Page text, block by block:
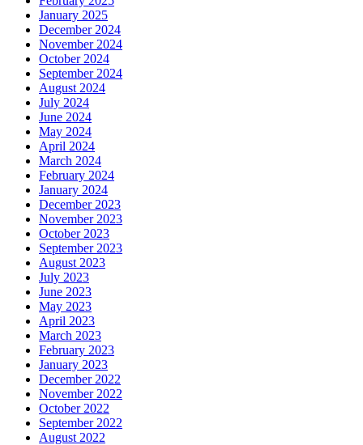
January 2025
December 2024
November 2024
October 2024
September 2024
August 2024
July 2024
June 2024
May 2024
April 2024
March 2024
February 2024
January 2024
December 2023
November 2023
October 2023
September 2023
August 2023
July 2023
June 2023
May 2023
April 2023
March 2023
February 2023
January 2023
December 2022
November 2022
October 2022
September 2022
August 2022